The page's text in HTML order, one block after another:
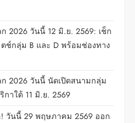
2026 วันนี้ 12 มิ.ย. 2569: เช็ก
ช์กลุ่ม B และ D พร้อมช่องทาง
2026 วันนี้ นัดเปิดสนามกลุ่ม
าใต้ 11 มิ.ย. 2569
! วันนี้ 29 พฤษภาคม 2569 ออก